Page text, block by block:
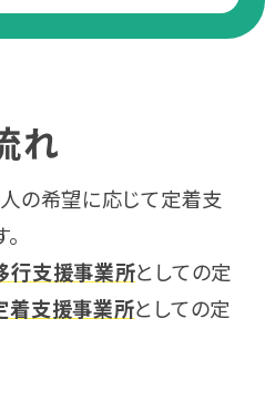
れ
の希望に応じて定着支
行支援事業所としての定
着支援事業所としての定